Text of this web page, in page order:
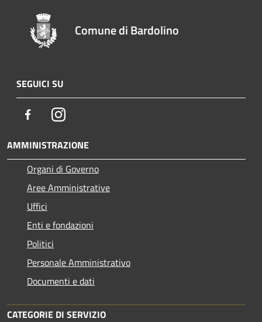
Comune di Bardolino
SEGUICI SU
FacebookInstagram
AMMINISTRAZIONE
Organi di Governo
Aree Amministrative
Uffici
Enti e fondazioni
Politici
Personale Amministrativo
Documenti e dati
CATEGORIE DI SERVIZIO